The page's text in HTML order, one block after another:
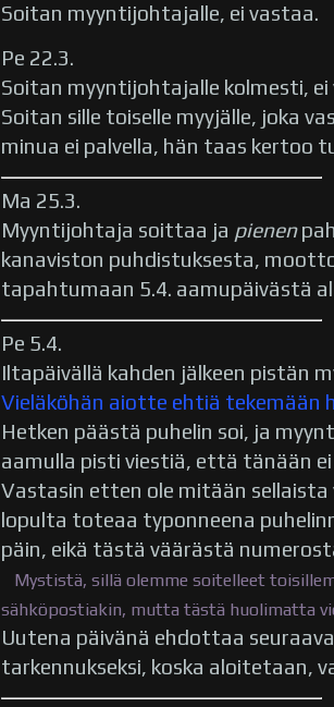
Soitan myyntijohtajalle, ei vastaa.
Pe 22.3.
Soitan myyntijohtajalle kolmesti, ei
Soitan sille toiselle myyjälle, joka
minua ei palvella, hän taas kertoo
Ma 25.3.
Myyntijohtaja soittaa ja pienen
kanaviston puhdistuksesta,
tapahtumaan 5.4. aamupäivästä
Pe 5.4.
Iltapäivällä kahden jälkeen pistän
Vieläköhän aiotte ehtiä tekemään
Hetken päästä puhelin soi, ja
aamulla pisti viestiä, että tänään
Vastasin etten ole mitään sellaista
lopulta toteaa typonneena
päin, eikä tästä väärästä
Mystistä, sillä olemme soitelleet
sähköpostiakin, mutta tästä huolimatta
Uutena päivänä ehdottaa
tarkennukseksi, koska aloitetaan,